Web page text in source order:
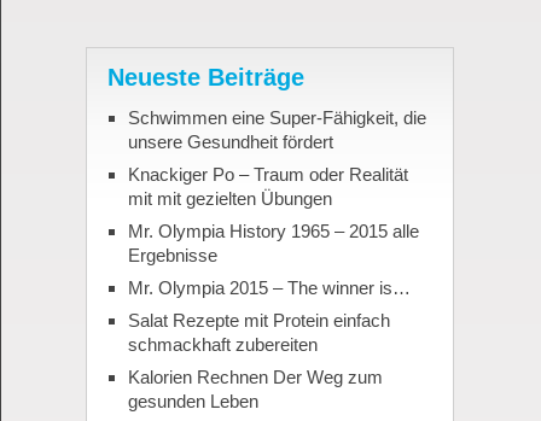
Neueste Beiträge
Schwimmen eine Super-Fähigkeit, die
unsere Gesundheit fördert
Knackiger Po – Traum oder Realität
mit mit gezielten Übungen
Mr. Olympia History 1965 – 2015 alle
Ergebnisse
Mr. Olympia 2015 – The winner is…
Salat Rezepte mit Protein einfach
schmackhaft zubereiten
Kalorien Rechnen Der Weg zum
gesunden Leben